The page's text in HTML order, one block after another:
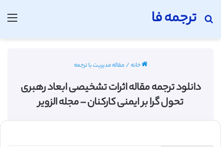
ترجمه فا
جستجو برای
خانه/مقاله مدیریت با ترجمه
دانلود ترجمه مقاله اثرات تشخیصی ابعاد رهبری
تحول گرا بر ایمنی کارکنان – مجله الزویر